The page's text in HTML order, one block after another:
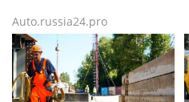
Auto.russia24.pro